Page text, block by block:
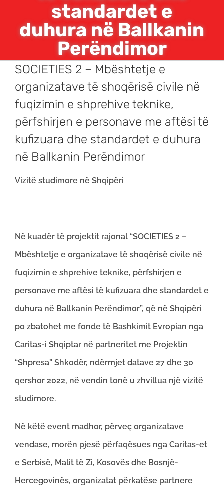
standardet e
duhura në Ballkanin
Perëndimor
SOCIETIES 2 – Mbështetje e
organizatave të shoqërisë civile në
fuqizimin e shprehive teknike,
përfshirjen e personave me aftësi të
kufizuara dhe standardet e duhura
në Ballkanin Perëndimor
Vizitë studimore në Shqipëri
Në kuadër të projektit rajonal “SOCIETIES 2 –
Mbështetje e organizatave të shoqërisë civile në
fuqizimin e shprehive teknike, përfshirjen e
personave me aftësi të kufizuara dhe standardet e
duhura në Ballkanin Perëndimor”, që në Shqipëri
po zbatohet me fonde të Bashkimit Evropian nga
Caritas-i Shqiptar në partneritet me Projektin
“Shpresa” Shkodër, ndërmjet datave 27 dhe 30
qershor 2022, në vendin tonë u zhvillua një vizitë
studimore.
Në këtë event madhor, përveç organizatave
vendase, morën pjesë përfaqësues nga Caritas-et
e Serbisë, Malit të Zi, Kosovës dhe Bosnjë-
Hercegovinës, organizatat përkatëse partnere